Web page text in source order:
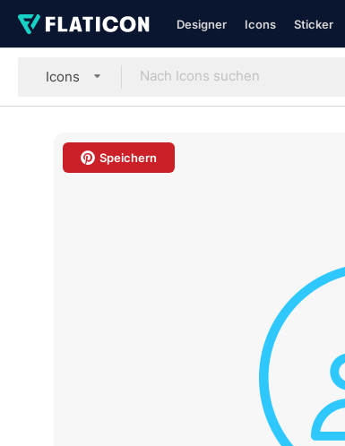
Designer Icons Sticker
Icons
Speichern